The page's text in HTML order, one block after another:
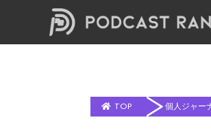
TOP 個人ジャー